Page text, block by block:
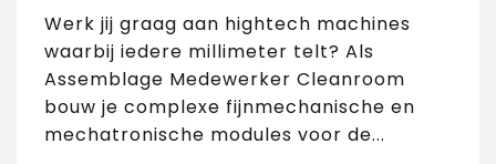
Werk jij graag aan hightech machines
waarbij iedere millimeter telt? Als
Assemblage Medewerker Cleanroom
bouw je complexe fijnmechanische en
mechatronische modules voor de...